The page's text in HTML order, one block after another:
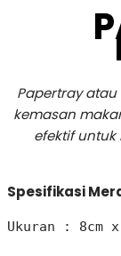
Papertray
kemasan
efektif
Spesifikasi
Ukuran : 8cm